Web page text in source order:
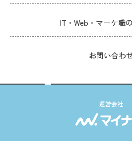
IT・Web・マーケ職
お問い合わ
運営会社